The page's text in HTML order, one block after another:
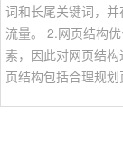
词和长尾关键词，
流量。 2.网页结构
素，因此对网页结
页结构包括合理规